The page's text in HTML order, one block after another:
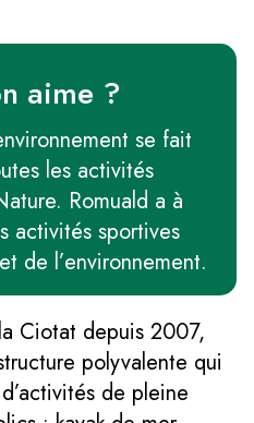
aime ?
se fait
les activités
Romuald a à
activités sportives
de l’environnement.
Ciotat depuis 2007,
polyvalente qui
de pleine